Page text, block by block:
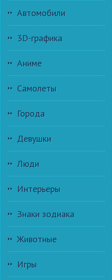
Автомобили
3D-графика
Аниме
Самолеты
Города
Девушки
Люди
Интерьеры
Знаки зодиака
Животные
Игры